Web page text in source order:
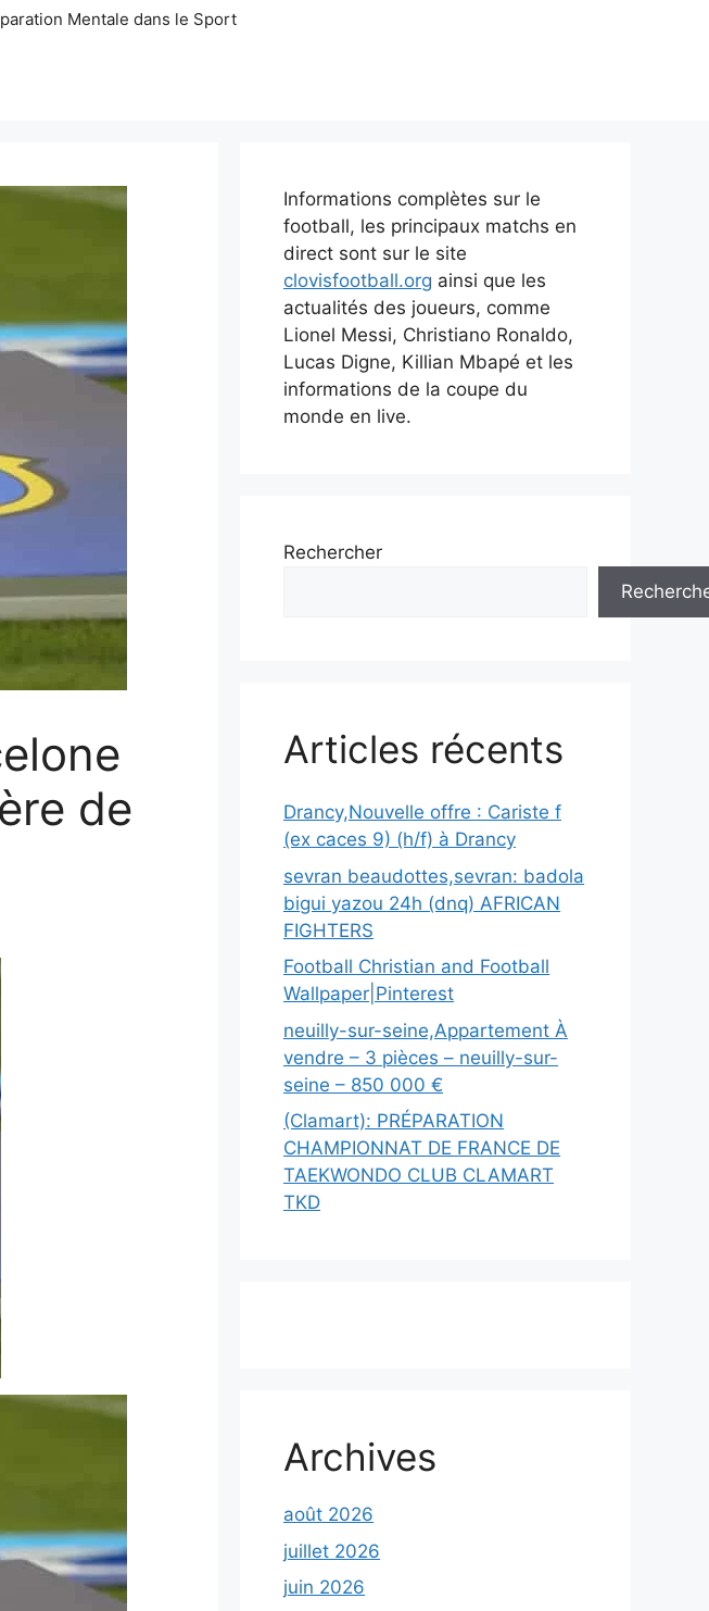
Mentale dans le Sport
de
Informations complètes sur le
football, les principaux matchs en
direct sont sur le site
clovisfootball.org ainsi que les
actualités des joueurs, comme
Lionel Messi, Christiano Ronaldo,
Lucas Digne, Killian Mbapé et les
informations de la coupe du
monde en live.
Rechercher
Articles récents
Drancy,Nouvelle offre : Cariste f
(ex caces 9) (h/f) à Drancy
sevran beaudottes,sevran: badola
bigui yazou 24h (dnq) AFRICAN
FIGHTERS
Football Christian and Football
Wallpaper|Pinterest
neuilly-sur-seine,Appartement À
vendre – 3 pièces – neuilly-sur-
seine – 850 000 €
(Clamart): PRÉPARATION
CHAMPIONNAT DE FRANCE DE
TAEKWONDO CLUB CLAMART
TKD
Archives
août 2026
juillet 2026
juin 2026